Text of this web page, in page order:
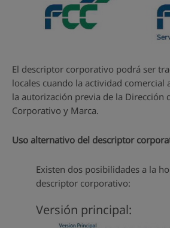
El descriptor corporativo podrá ser
locales cuando la actividad comercial
la autorización previa de la Dirección
Corporativo y Marca.
Uso alternativo del descriptor
Existen dos posibilidades a la
descriptor corporativo:
Versión principal: